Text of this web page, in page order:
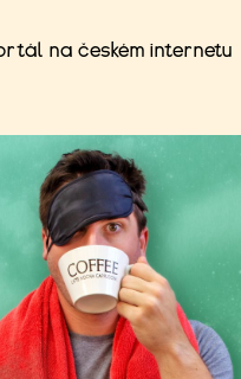
na českém internetu